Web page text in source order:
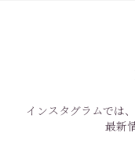
インスタグラムでは、
最新